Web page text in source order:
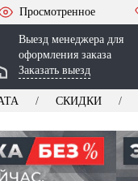
Просмотренное
Выезд менеджера для
оформления заказа
Заказать выезд
СКИДКИ